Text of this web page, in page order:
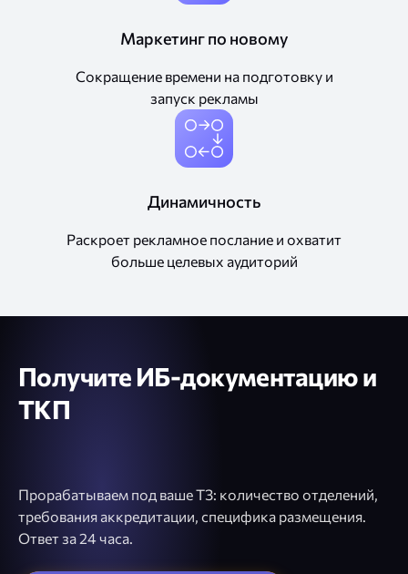
Маркетинг по новому
Сокращение времени на подготовку и
запуск рекламы
Динамичность
Раскроет рекламное послание и охватит
больше целевых аудиторий
Получите ИБ-документацию и
ТКП
Прорабатываем под ваше ТЗ: количество отделений,
требования аккредитации, специфика размещения.
Ответ за 24 часа.